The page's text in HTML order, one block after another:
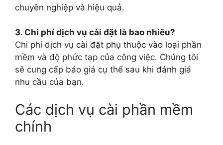
chuyên nghiệp và hiệu quả.
3. Chi phí dịch vụ cài đặt là bao nhiêu?
Chi phí dịch vụ cài đặt phụ thuộc vào loại phần
mềm và độ phức tạp của công việc. Chúng tôi
sẽ cung cấp báo giá cụ thể sau khi đánh giá
nhu cầu của bạn.
Các dịch vụ cài phần mềm
chính